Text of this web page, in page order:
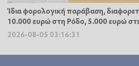
Ίδια φορολογική παράβαση,
10.000 ευρώ στη Ρόδο, 5.000 ευρώ
2026-08-05 03:16:31